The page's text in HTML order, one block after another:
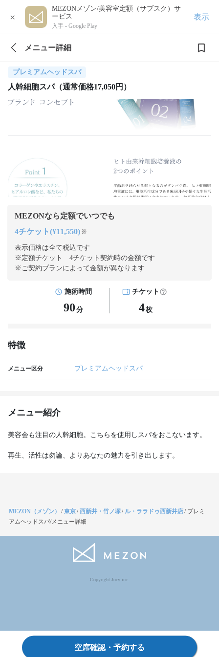
×
MEZONメゾン/美容室定額（サブスク）サ
ービス
入手 - Google Play
表示
メニュー詳細
プレミアムヘッドスパ
人幹細胞スパ（通常価格17,050円）
MEZONなら定額でいつでも
4チケット(¥11,550) ※
表示価格は全て税込です
※定額チケット 4チケット契約時の金額です
※ご契約プランによって金額が異なります
施術時間
90 分
チケット
4枚
特徴
メニュー区分 プレミアムヘッドスパ
メニュー紹介
美容会も注目の人幹細胞。こちらを使用しスパをおこないます。
再生、活性は勿論、よりあなたの魅力を引き出します。
MEZON（メゾン） /東京/西新井・竹ノ塚/ル・ララドゥ西新井店/ プレミ
アムヘッドスパ/メニュー詳細
Copyright Jocy inc.
空席確認・予約する